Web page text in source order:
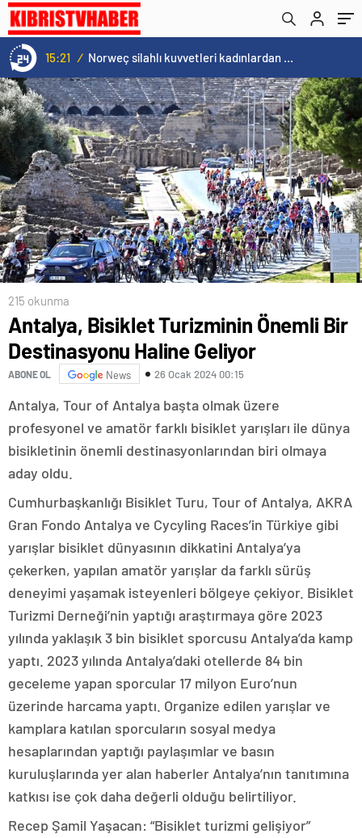
15:21 / Norweç silahlı kuvvetleri kadınlardan oluşan özel kuvvetler eğitimlerini başlattı.
215 okunma
Antalya, Bisiklet Turizminin Önemli Bir
Destinasyonu Haline Geliyor
ABONE OL News 26 Ocak 2024 00:15
Antalya, Tour of Antalya başta olmak üzere
profesyonel ve amatör farklı bisiklet yarışları ile dünya
bisikletinin önemli destinasyonlarından biri olmaya
aday oldu.
Cumhurbaşkanlığı Bisiklet Turu, Tour of Antalya, AKRA
Gran Fondo Antalya ve Cycyling Races’in Türkiye gibi
yarışlar bisiklet dünyasının dikkatini Antalya’ya
çekerken, yapılan amatör yarışlar da farklı sürüş
deneyimi yaşamak isteyenleri bölgeye çekiyor. Bisiklet
Turizmi Derneği’nin yaptığı araştırmaya göre 2023
yılında yaklaşık 3 bin bisiklet sporcusu Antalya’da kamp
yaptı. 2023 yılında Antalya’daki otellerde 84 bin
geceleme yapan sporcular 17 milyon Euro’nun
üzerinde harcama yaptı. Organize edilen yarışlar ve
kamplara katılan sporcuların sosyal medya
hesaplarından yaptığı paylaşımlar ve basın
kuruluşlarında yer alan haberler Antalya’nın tanıtımına
katkısı ise çok daha değerli olduğu belirtiliyor.
Recep Şamil Yaşacan: “Bisiklet turizmi gelişiyor”
Ağırladı